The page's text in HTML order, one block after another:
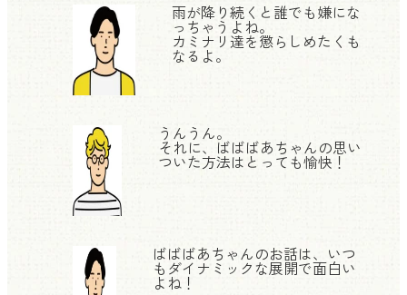
雨が降り続くと誰でも嫌にな
っちゃうよね。
カミナリ達を懲らしめたくも
なるよ。
うんうん。
それに、ばばばあちゃんの思い
ついた方法はとっても愉快！
ばばばあちゃんのお話は、いつ
もダイナミックな展開で面白い
よね！